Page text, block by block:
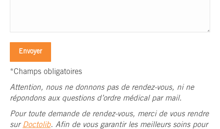
*Champs obligatoires
Attention, nous ne donnons pas de rendez-vous, ni ne
répondons aux questions d’ordre médical par mail.
Pour toute demande de rendez-vous, merci de vous rendre
sur Doctolib. Afin de vous garantir les meilleurs soins pour